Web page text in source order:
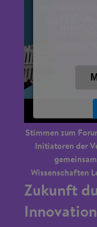
Stimmen zum
Initiatoren der
Wissenschaften
Zukunft
Innovation